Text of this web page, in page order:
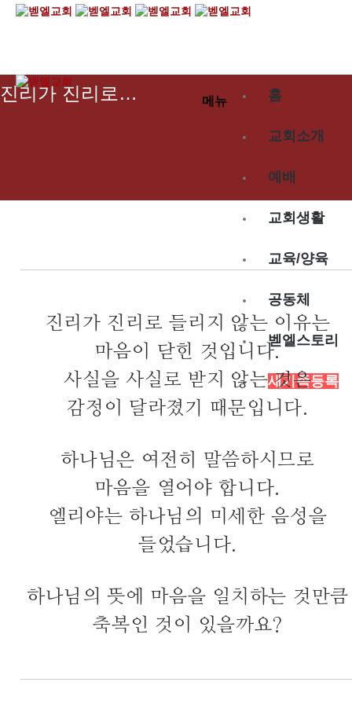
홈
교회소개
예배
교회생활
교육/양육
공동체
벧엘스토리
새가족등록
메뉴
진리가 진리로…
진리가 진리로 들리지 않는 이유는
마음이 닫힌 것입니다.
사실을 사실로 받지 않는 것은
감정이 달라졌기 때문입니다.
하나님은 여전히 말씀하시므로
마음을 열어야 합니다.
엘리야는 하나님의 미세한 음성을
들었습니다.
하나님의 뜻에 마음을 일치하는 것만큼
축복인 것이 있을까요?